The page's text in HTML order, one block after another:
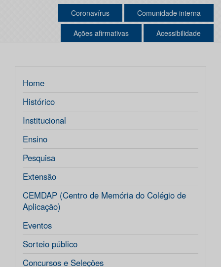
Coronavírus Comunidade interna
Ações afirmativas Acessibilidade
Home
Histórico
Institucional
Ensino
Pesquisa
Extensão
CEMDAP (Centro de Memória do Colégio de
Aplicação)
Eventos
Sorteio público
Concursos e Seleções